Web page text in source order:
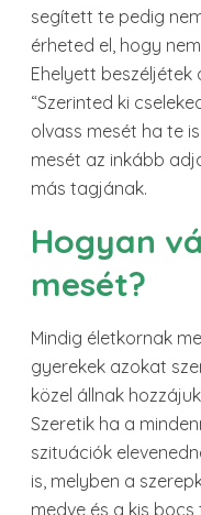
segített te pedig
érheted el, hogy
Ehelyett beszéljétek
“Szerinted ki
olvass mesét ha te
mesét az inkább
más tagjának.
Hogyan
mesét?
Mindig életkornak
gyerekek azokat
közel állnak
Szeretik ha a
szituációk
is, melyben a
medve és a kis